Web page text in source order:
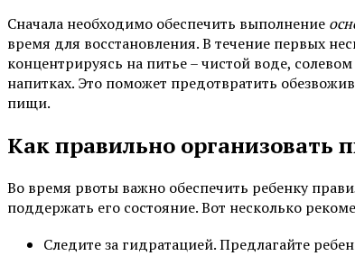
Сначала необходимо обеспечить выполнение
время для восстановления. В течение первых
концентрируясь на питье – чистой воде,
напитках. Это поможет предотвратить
пищи.
Как правильно организовать
Во время рвоты важно обеспечить ребенку
поддержать его состояние. Вот несколько
Следите за гидратацией. Предлагайте